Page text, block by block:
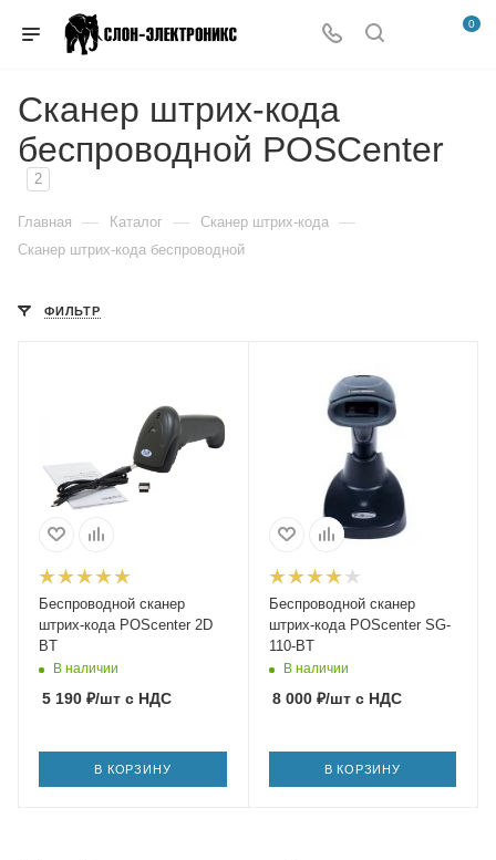
0
Сканер штрих-кода
беспроводной POSCenter
2
Главная — Каталог — Сканер штрих-кода —
Сканер штрих-кода беспроводной
ФИЛЬТР
Беспроводной сканер
штрих-кода POScenter 2D
BT
В наличии
5 190 ₽/шт с НДС
В КОРЗИНУ
Беспроводной сканер
штрих-кода POScenter SG-
110-BT
В наличии
8 000₽/штс НДС
В КОРЗИНУ